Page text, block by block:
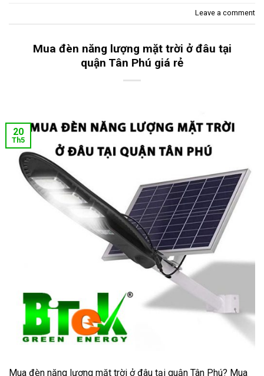
Leave a comment
Mua đèn năng lượng mặt trời ở đâu tại
quận Tân Phú giá rẻ
20
Th5
Mua đèn năng lượng mặt trời ở đâu tại quận Tân Phú? Mua